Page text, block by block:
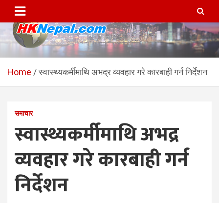
content
HKNepal.com – हङकङबाट
सञ्चालित पहिलो नेपाली अनलाईन
hknepal, hknepal.com, hk nepal, hk nepal com
Home स्वास्थ्यकर्मीमाथि अभद्र व्यवहार गरे कारबाही गर्न निर्देशन
समाचार
स्वास्थ्यकर्मीमाथि अभद्र
व्यवहार गरे कारबाही गर्न
निर्देशन